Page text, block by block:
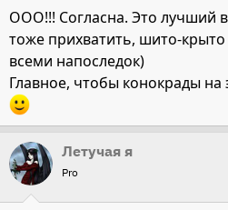
ООО!!! Согласна. Это лучший
тоже прихватить, шито-крыто
всеми напоследок)
Главное, чтобы конокрады
Летучая я
Pro